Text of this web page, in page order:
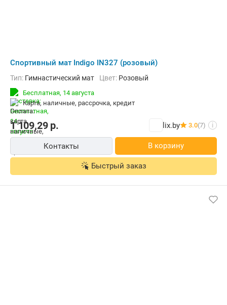
Cпортивный мат Indigo IN327 (розовый)
Тип: Гимнастический мат Цвет: Розовый
Бесплатная, 14 августа
карта, наличные, рассрочка, кредит
1 109,29р. lix.by 3.0(7) i
Контакты В корзину
Быстрый заказ